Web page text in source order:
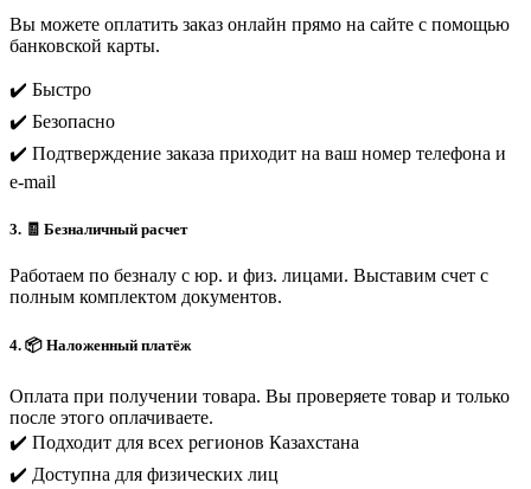
Вы можете оплатить заказ онлайн прямо на сайте с помощью
банковской карты.
✔️ Быстро
✔️ Безопасно
✔️ Подтверждение заказа приходит на ваш номер телефона и
e-mail
3. 🧾 Безналичный расчет
Работаем по безналу с юр. и физ. лицами. Выставим счет с
полным комплектом документов.
4. 📦 Наложенный платёж
Оплата при получении товара. Вы проверяете товар и только
после этого оплачиваете.
✔️ Подходит для всех регионов Казахстана
✔️ Доступна для физических лиц